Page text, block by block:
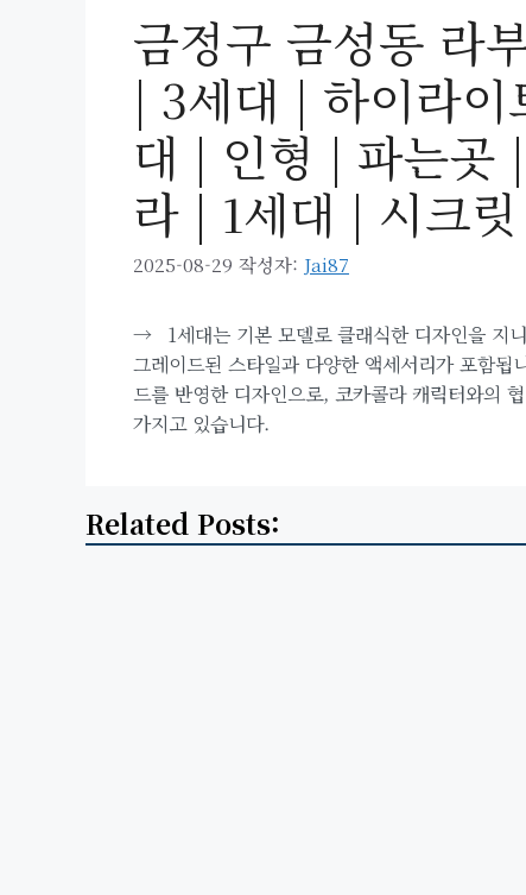
금정구 금성동 라
| 3세대 | 하이라이
대 | 인형 | 파는곳
라 | 1세대 | 시크
2025-08-29 작성자: Jai87
→
1세대는 기본 모델로 클래식한 디자인을 지
그레이드된 스타일과 다양한 액세서리가 포함됩
드를 반영한 디자인으로, 코카콜라 캐릭터와의
가지고 있습니다.
Related Posts: